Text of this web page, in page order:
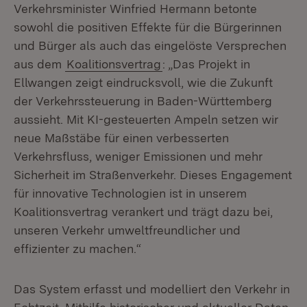
Verkehrsminister Winfried Hermann betonte
sowohl die positiven Effekte für die Bürgerinnen
und Bürger als auch das eingelöste Versprechen
aus dem Koalitionsvertrag: „Das Projekt in
Ellwangen zeigt eindrucksvoll, wie die Zukunft
der Verkehrssteuerung in Baden-Württemberg
aussieht. Mit KI-gesteuerten Ampeln setzen wir
neue Maßstäbe für einen verbesserten
Verkehrsfluss, weniger Emissionen und mehr
Sicherheit im Straßenverkehr. Dieses Engagement
für innovative Technologien ist in unserem
Koalitionsvertrag verankert und trägt dazu bei,
unseren Verkehr umweltfreundlicher und
effizienter zu machen.“
Das System erfasst und modelliert den Verkehr in